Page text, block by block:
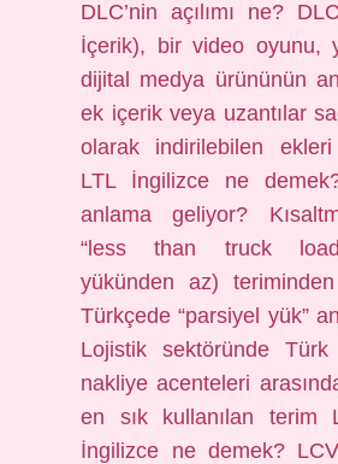
DLC’nin açılımı ne?
İçerik), bir video oyunu,
dijital medya ürününün
ek içerik veya uzantılar
olarak indirilebilen
LTL İngilizce ne
anlama geliyor?
“less than truck
yükünden az)
Türkçede “parsiyel yük”
Lojistik sektöründe Türk
nakliye acenteleri
en sık kullanılan terim
İngilizce ne demek?